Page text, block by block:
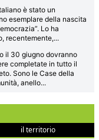
è stato un
esemplare della nascita
Lo ha
recentemente,...
il 30 giugno dovranno
completate in tutto il
Sono le Case della
anello...
il territorio